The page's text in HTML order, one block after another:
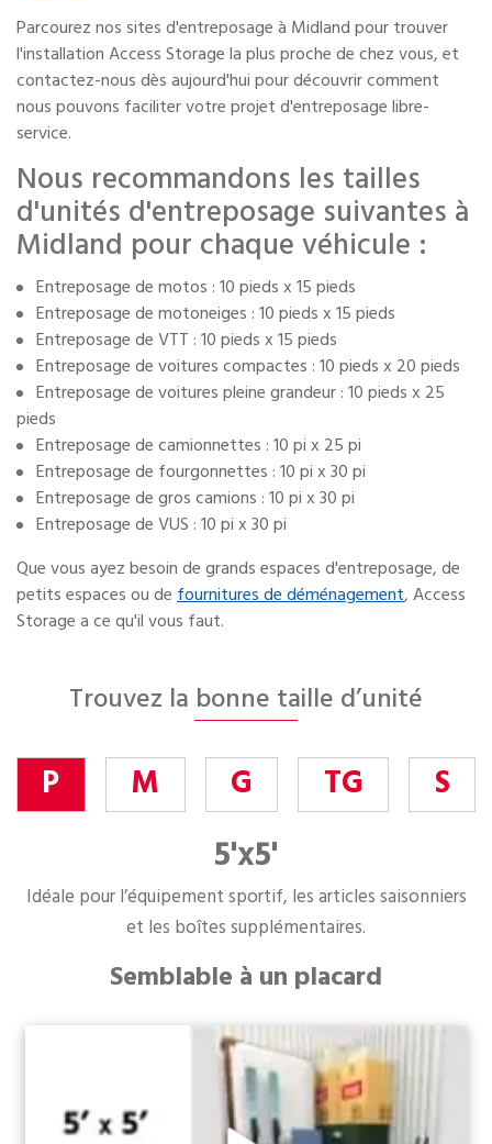
Parcourez nos sites d'entreposage à Midland pour trouver
l'installation Access Storage la plus proche de chez vous, et
contactez-nous dès aujourd'hui pour découvrir comment
nous pouvons faciliter votre projet d'entreposage libre-
service.
Nous recommandons les tailles
d'unités d'entreposage suivantes à
Midland pour chaque véhicule :
Entreposage de motos : 10 pieds x 15 pieds
Entreposage de motoneiges : 10 pieds x 15 pieds
Entreposage de VTT : 10 pieds x 15 pieds
Entreposage de voitures compactes : 10 pieds x 20 pieds
Entreposage de voitures pleine grandeur : 10 pieds x 25
pieds
Entreposage de camionnettes : 10 pi x 25 pi
Entreposage de fourgonnettes : 10 pi x 30 pi
Entreposage de gros camions : 10 pi x 30 pi
Entreposage de VUS : 10 pi x 30 pi
Que vous ayez besoin de grands espaces d'entreposage, de
petits espaces ou defournitures de déménagement, Access
Storage a ce qu'il vous faut.
Trouvez la bonne taille d’unité
P M G TG S
5'x5'
Idéale pour l’équipement sportif, les articles saisonniers
et les boîtes supplémentaires.
Semblable à un placard